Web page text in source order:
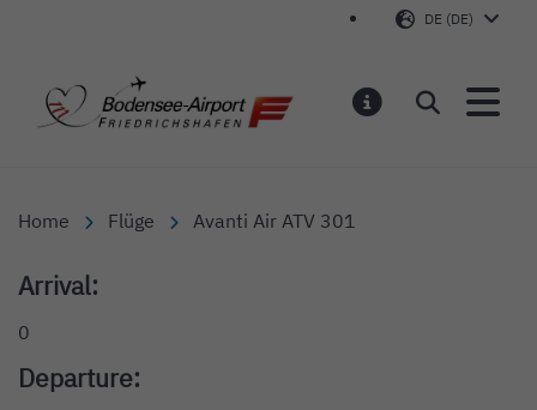
DE (DE)
Bodensee-Airport
Suchen
Home Flüge Avanti Air ATV 301
Arrival:
0
Departure: